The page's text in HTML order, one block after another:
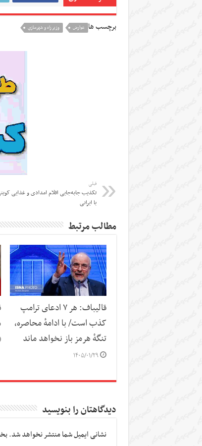
برچسب ها عوارض وزير راه و شهرسازي
قبلی
تکذیب جابه‌جایی اقلام امدادی و غذایی
با ایرانی
مطالب مرتبط
قالیباف: هر ۷ ادعای ترامپ
کذب است/ با ادامهٔ محاصره،
تنگهٔ هرمز باز نخواهد ماند
۱۴۰۵/۰۱/۲۹
دیدگاهتان را بنویسید
نشانی ایمیل شما منتشر نخواهد شد.